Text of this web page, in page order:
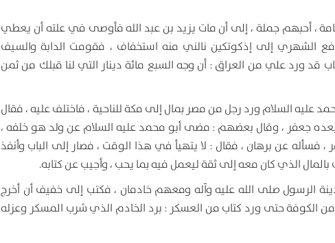
، أحبهم جملة ، إلى أن مات يزيد بن عبد الله فأوصى في علته أن يعطي
الشهري إلى إذكوتكين نالني منه استخفاف ، فقومت الدابة والسيف
قد ورد علي من العراق : أن وجه السبع مائة دينار التي لنا قبلك من ثمن
السلام ورد رجل من مصر بمال إلى مكة للناحية ، فاختلف عليه ، فقال
جعفر ، وقال بعضهم : مضى أبو محمد عليه السلام عن ولد هو خلفه ،
فسأله عن برهان ، فقال : لا يتهيأ في هذا الوقت ، فصار إلى الباب وأنفذ
الذي كان معه إلى ثقة ليعمل فيه بما يحب ، وأجيب عن كتابه.
الرسول صلى الله عليه وآله ومعهم خادمان ، فكتب إلى خفيف أن أخرج
الكوفة حتى ورد كتاب من العسكر : برد الخادم الذي شرب المسكر وعزله